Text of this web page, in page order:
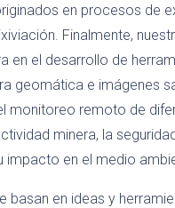
en procesos de
Finalmente,
en el desarrollo de
geomática e imágenes
monitoreo remoto de
minera, la
impacto en el medio
basan en ideas y